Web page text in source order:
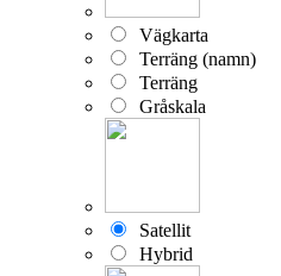
Vägkarta
Terräng (namn)
Terräng
Gråskala
Satellit
Hybrid